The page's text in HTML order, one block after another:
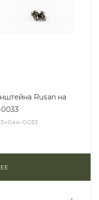
Rusan на
0033